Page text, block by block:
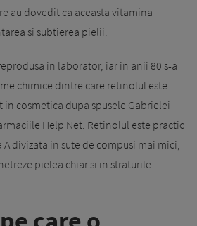
au dovedit ca aceasta vitamina
si subtierea pielii.
in laborator, iar in anii 80 s-a
chimice dintre care retinolul este
cosmetica dupa spusele Gabrielei
Help Net. Retinolul este practic
divizata in sute de compusi mai mici,
pielea chiar si in straturile